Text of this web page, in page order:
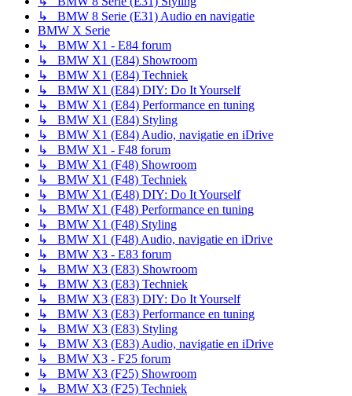
↳ BMW 8 Serie (E31) Audio en navigatie
BMW X Serie
↳ BMW X1 - E84 forum
↳ BMW X1 (E84) Showroom
↳ BMW X1 (E84) Techniek
↳ BMW X1 (E84) DIY: Do It Yourself
↳ BMW X1 (E84) Performance en tuning
↳ BMW X1 (E84) Styling
↳ BMW X1 (E84) Audio, navigatie en iDrive
↳ BMW X1 - F48 forum
↳ BMW X1 (F48) Showroom
↳ BMW X1 (F48) Techniek
↳ BMW X1 (E48) DIY: Do It Yourself
↳ BMW X1 (F48) Performance en tuning
↳ BMW X1 (F48) Styling
↳ BMW X1 (F48) Audio, navigatie en iDrive
↳ BMW X3 - E83 forum
↳ BMW X3 (E83) Showroom
↳ BMW X3 (E83) Techniek
↳ BMW X3 (E83) DIY: Do It Yourself
↳ BMW X3 (E83) Performance en tuning
↳ BMW X3 (E83) Styling
↳ BMW X3 (E83) Audio, navigatie en iDrive
↳ BMW X3 - F25 forum
↳ BMW X3 (F25) Showroom
↳ BMW X3 (F25) Techniek